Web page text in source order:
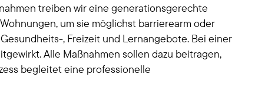
treiben wir eine generationsgerechte
um sie möglichst barrierearm oder
, Freizeit und Lernangebote. Bei einer
Alle Maßnahmen sollen dazu beitragen,
begleitet eine professionelle